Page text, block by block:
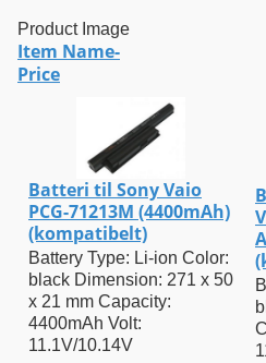
Product Image
Item Name-
Price
Batteri til Sony Vaio
PCG-71213M (4400mAh)
(kompatibelt)
Battery Type: Li-ion Color:
black Dimension: 271 x 50
x 21 mm Capacity:
4400mAh Volt:
11.1V/10.14V